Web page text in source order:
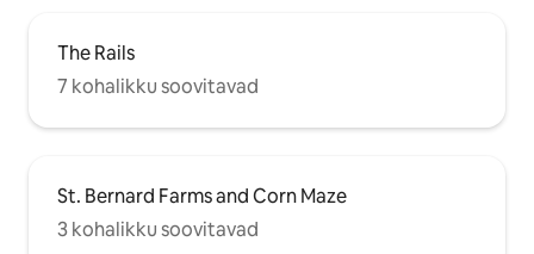
The Rails
7 kohalikku soovitavad
St. Bernard Farms and Corn Maze
3 kohalikku soovitavad